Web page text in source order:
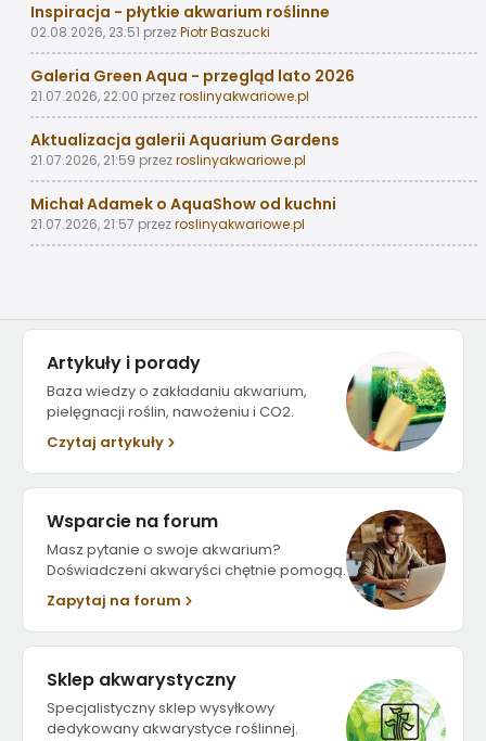
Inspiracja - płytkie akwarium roślinne
02.08.2026, 23:51 przezPiotr Baszucki
Galeria Green Aqua - przegląd lato 2026
21.07.2026, 22:00 przezroslinyakwariowe.pl
Aktualizacja galerii Aquarium Gardens
21.07.2026, 21:59 przezroslinyakwariowe.pl
Michał Adamek o AquaShow od kuchni
21.07.2026, 21:57 przezroslinyakwariowe.pl
Artykuły i porady
Baza wiedzy o zakładaniu akwarium,
pielęgnacji roślin, nawożeniu i CO2.
Czytaj artykuły
Wsparcie na forum
Masz pytanie o swoje akwarium?
Doświadczeni akwaryści chętnie pomogą.
Zapytaj na forum
Sklep akwarystyczny
Specjalistyczny sklep wysyłkowy
dedykowany akwarystyce roślinnej.